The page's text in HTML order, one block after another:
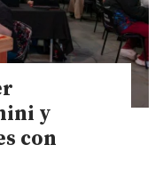
y
con